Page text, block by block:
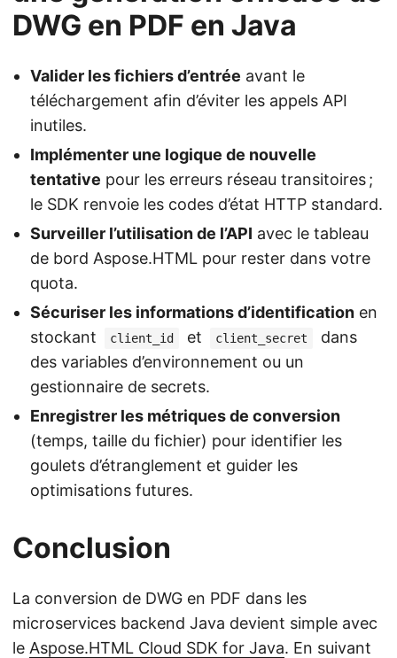
DWG en PDF en Java
Valider les fichiers d’entrée avant le
téléchargement afin d’éviter les appels API
inutiles.
Implémenter une logique de nouvelle
tentative pour les erreurs réseau transitoires ;
le SDK renvoie les codes d’état HTTP standard.
Surveiller l’utilisation de l’API avec le tableau
de bord Aspose.HTML pour rester dans votre
quota.
Sécuriser les informations d’identification en
stockant
client_id et client_secret
dans
des variables d’environnement ou un
gestionnaire de secrets.
Enregistrer les métriques de conversion
(temps, taille du fichier) pour identifier les
goulets d’étranglement et guider les
optimisations futures.
Conclusion
La conversion de DWG en PDF dans les
microservices backend Java devient simple avec
le Aspose.HTML Cloud SDK for Java. En suivant